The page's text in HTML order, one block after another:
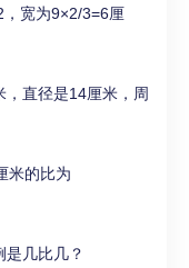
宽为9×2/3=6厘
直径是14厘米，周
米的比为
几比几？